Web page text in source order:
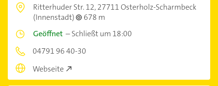
Ritterhuder Str. 12,27711 Osterholz-Scharmbeck
(Innenstadt)
678 m
Geöffnet –Schließt um 18:00
04791 96 40-30
Webseite